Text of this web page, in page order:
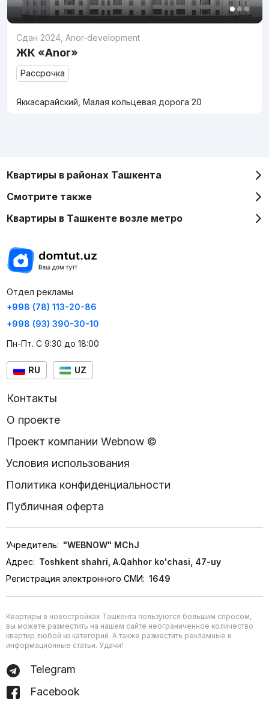
Сдан 2024, Anor-development
ЖК «Anor»
Рассрочка
Яккасарайский, Малая кольцевая дорога 20
Квартиры в районах Ташкента
Смотрите также
Квартиры в Ташкенте возле метро
Отдел рекламы
+998 (78) 113-20-86
+998 (93) 390-30-10
Пн-Пт. С 9:30 до 18:00
RU UZ
Контакты
О проекте
Проект компании Webnow ©
Условия использования
Политика конфиденциальности
Публичная оферта
Учредитель: "WEBNOW" MChJ
Адрес: Toshkent shahri, A.Qahhor ko'chasi, 47-uy
Регистрация электронного СМИ: 1649
Квартиры в новостройках Ташкента пользуются большим спросом,
вы можете разместить на нашем сайте неограниченное количество
квартир любой из категорий. А также разместить рекламные и
информационные статьи. Удачи!
Telegram
Facebook